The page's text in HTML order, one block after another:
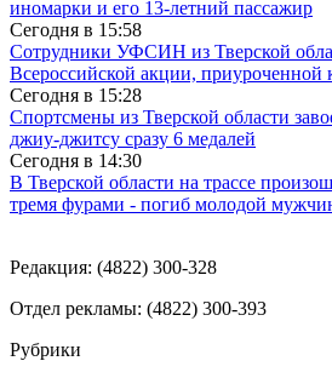
иномарки и его 13-летний пассажир
Сегодня в 15:58
Сотрудники УФСИН из Тверской
Всероссийской акции, приуроченной
Сегодня в 15:28
Спортсмены из Тверской области
джиу-джитсу сразу 6 медалей
Сегодня в 14:30
В Тверской области на трассе
тремя фурами - погиб молодой
Редакция: (4822) 300-328
Отдел рекламы: (4822) 300-393
Рубрики